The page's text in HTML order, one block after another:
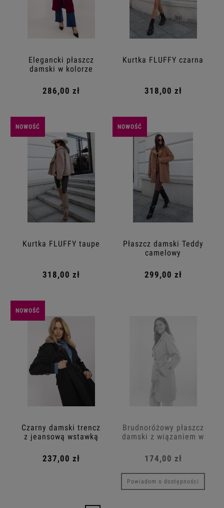
Elegancki płaszcz
damski w kolorze
286,00 zł
Kurtka FLUFFY czarna
318,00 zł
Kurtka FLUFFY taupe
318,00 zł
NOWOŚĆ
Płaszcz damski Teddy
camelowy
299,00 zł
NOWOŚĆ
Czarny damski trencz
z jeansową wstawką
237,00 zł
NOWOŚĆ
Brudnoróżowy płaszcz
damski z wiązaniem w
174,00 zł
Powiadom o dostępności